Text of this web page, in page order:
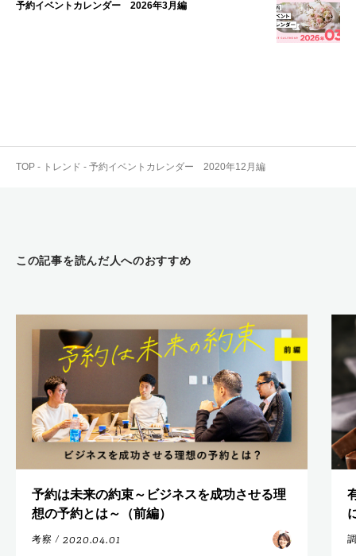
予約イベントカレンダー 2026年3月編
TOP - トレンド - 予約イベントカレンダー 2020年12月編
この記事を読んだ人へのおすすめ
予約は未来の約束～ビジネスを成功させる理
想の予約とは～（前編）
考察 / 2020.04.01